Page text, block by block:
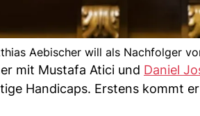
Aebischer will als Nachfolger
mit Mustafa Atici und Daniel
Handicaps. Erstens kommt